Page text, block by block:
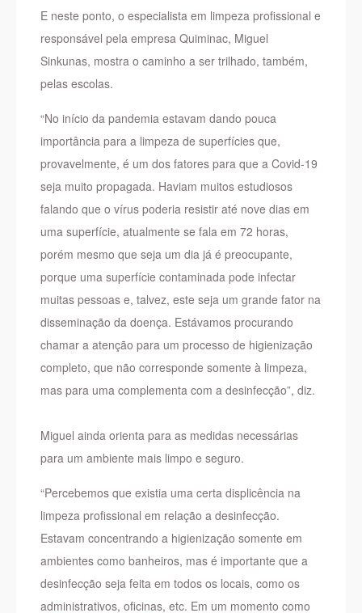
E neste ponto, o especialista em limpeza profissional e
responsável pela empresa Quiminac, Miguel
Sinkunas, mostra o caminho a ser trilhado, também,
pelas escolas.
“No início da pandemia estavam dando pouca
importância para a limpeza de superfícies que,
provavelmente, é um dos fatores para que a Covid-19
seja muito propagada. Haviam muitos estudiosos
falando que o vírus poderia resistir até nove dias em
uma superfície, atualmente se fala em 72 horas,
porém mesmo que seja um dia já é preocupante,
porque uma superfície contaminada pode infectar
muitas pessoas e, talvez, este seja um grande fator na
disseminação da doença. Estávamos procurando
chamar a atenção para um processo de higienização
completo, que não corresponde somente à limpeza,
mas para uma complementa com a desinfecção”, diz.
Miguel ainda orienta para as medidas necessárias
para um ambiente mais limpo e seguro.
“Percebemos que existia uma certa displicência na
limpeza profissional em relação a desinfecção.
Estavam concentrando a higienização somente em
ambientes como banheiros, mas é importante que a
desinfecção seja feita em todos os locais, como os
administrativos, oficinas, etc. Em um momento como